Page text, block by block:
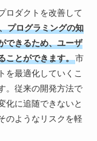
ロダクトを改善して
プログラミングの知
できるため、ユーザ
ことができます。市
を最適化していくこ
。従来の開発方法で
化に追随できないと
のようなリスクを軽